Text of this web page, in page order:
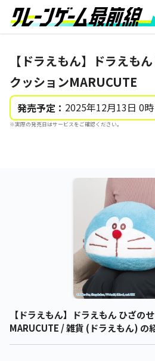
【ドラえもん】ドラえも
クッションMARUCUTE
発売予定： 2025年12月13日 0時
※実際の発売日はサービスをご確認ください。
【ドラえもん】ドラえもん ひざの
MARUCUTE / 雑貨 (ドラえもん) の